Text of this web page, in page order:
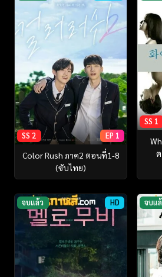
SS 2 EP 1
Color Rush ภาค2 ตอนที่1-8
(ซับไทย)
SS 1
จบแล้ว HD จบแ